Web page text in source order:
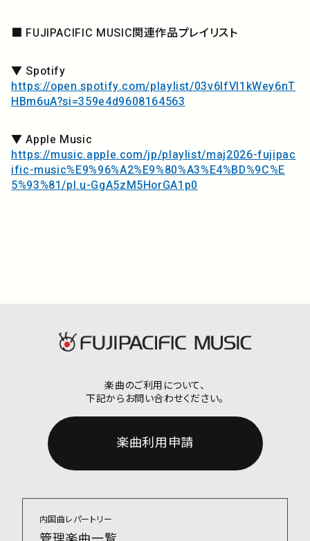
■ FUJIPACIFIC MUSIC関連作品プレイリスト
▼ Spotify
https://open.spotify.com/playlist/03v6IfVI1kWey6nT
HBm6uA?si=359e4d9608164563
▼ Apple Music
https://music.apple.com/jp/playlist/maj2026-fujipac
ific-music%E9%96%A2%E9%80%A3%E4%BD%9C%E
5%93%81/pl.u-GgA5zM5HorGA1p0
楽曲のご利用について、
下記からお問い合わせください。
楽曲利用申請
内国曲レパートリー